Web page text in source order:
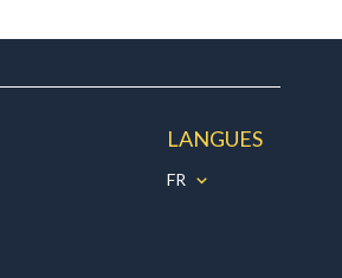
LANGUES
FR